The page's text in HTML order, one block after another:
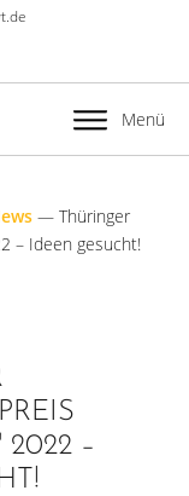
Menü
— Thüringer
– Ideen gesucht!
2022 –